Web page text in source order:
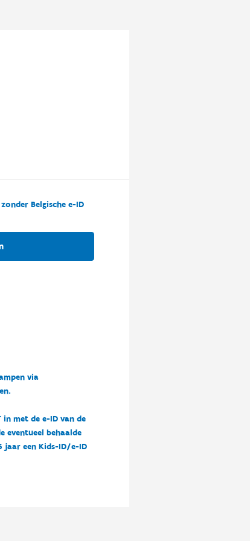
Belgische e-ID
via
met de e-ID van de
eventueel behaalde
jaar een Kids-ID/e-ID